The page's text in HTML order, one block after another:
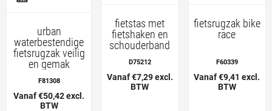
urban
waterbestendige
fietsrugzak veilig
en gemak
F81308
Vanaf €50,42 excl.
BTW
fietstas met
fietshaken en
schouderband
D75212
Vanaf €7,29 excl.
BTW
fietsrugzak bike
race
F60339
Vanaf €9,41 excl.
BTW